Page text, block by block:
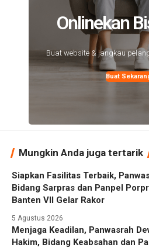
Onlinekan
Buat website & jangkau
Buat
Mungkin Anda juga tertarik
Siapkan Fasilitas Terbaik,
Bidang Sarpras dan Panpel
Banten VII Gelar Rakor
5 Agustus 2026
Menjaga Keadilan, Panwasrah
Hakim, Bidang Keabsahan dan